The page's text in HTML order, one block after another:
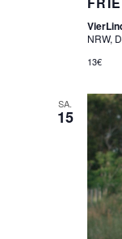
NRW,
13€
SA.
15